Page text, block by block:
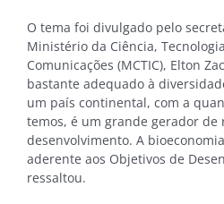
O tema foi divulgado pelo
Ministério da Ciência,
Comunicações (MCTIC), Elton
bastante adequado à
um país continental, com a
temos, é um grande gerador de
desenvolvimento. A
aderente aos Objetivos de
ressaltou.